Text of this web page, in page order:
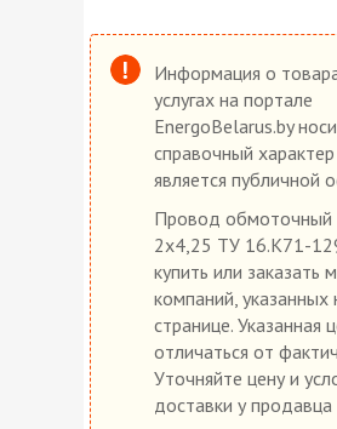
Информация о
услугах на портале
EnergoBelarus.by
справочный
является публичной
Провод
2х4,25 ТУ 16.К71-
купить или заказать
компаний, указанных
странице. Указанная
отличаться от
Уточняйте цену и
доставки у продавца